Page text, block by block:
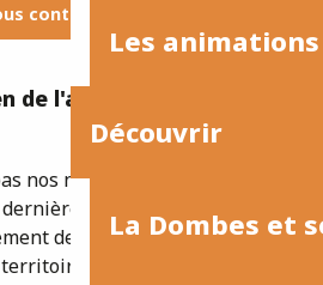
Les
Découvrir
La Dombes et
contacter
de l'actualité de la
nos newsletters pour
informations et
de votre séjour ou